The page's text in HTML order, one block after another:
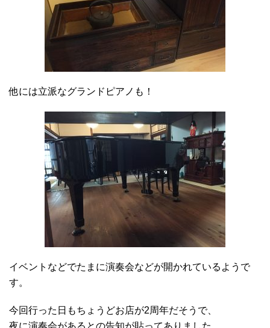
他には立派なグランドピアノも！
イベントなどでたまに演奏会などが開かれているようで
す。
今回行った日もちょうどお店が2周年だそうで、
夜に演奏会があるとの告知が貼ってありました。